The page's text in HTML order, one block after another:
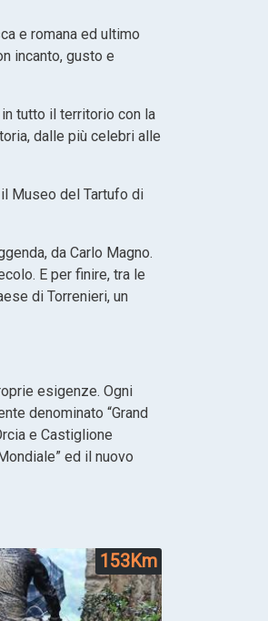
e romana ed ultimo
incanto, gusto e
tutto il territorio con la
dalle più celebri alle
Museo del Tartufo di
da Carlo Magno.
E per finire, tra le
di Torrenieri, un
esigenze. Ogni
denominato “Grand
e Castiglione
ed il nuovo
153Km